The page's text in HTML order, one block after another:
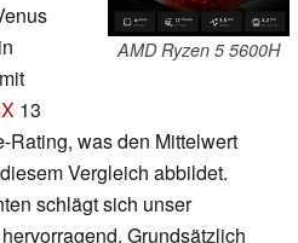
AMD Ryzen 5 5600H
13
Rating, was den Mittelwert
Vergleich abbildet.
schlägt sich unser
Grundsätzlich